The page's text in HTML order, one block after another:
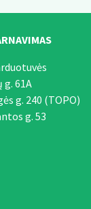
61A
g. 240 (TOPO)
g. 53